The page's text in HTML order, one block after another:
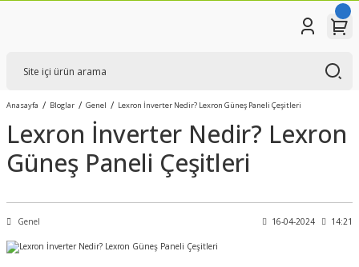
Anasayfa Bloglar Genel Lexron İnverter Nedir? Lexron Güneş Paneli Çeşitleri
Lexron İnverter Nedir? Lexron
Güneş Paneli Çeşitleri
Genel 16-04-2024 14:21